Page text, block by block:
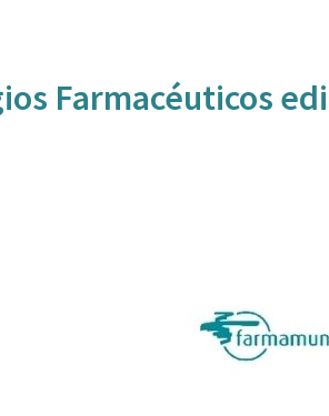
Farmacéuticos